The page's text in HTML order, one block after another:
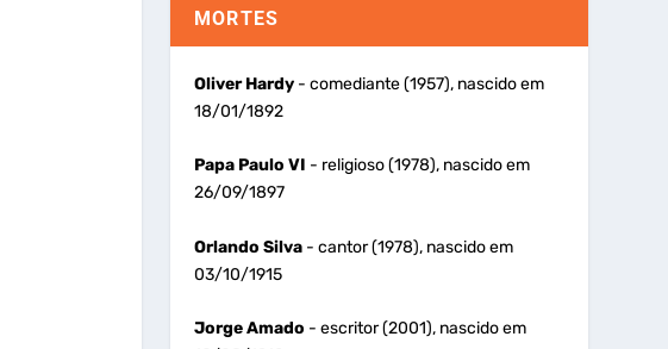
MORTES
Oliver Hardy- comediante (1957), nascido em
18/01/1892
Papa Paulo VI - religioso (1978), nascido em
26/09/1897
Orlando Silva- cantor (1978), nascido em
03/10/1915
Jorge Amado - escritor (2001), nascido em